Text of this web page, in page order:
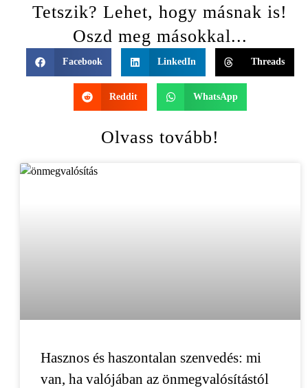
Tetszik? Lehet, hogy másnak is!
Oszd meg másokkal...
Facebook LinkedIn Threads
Reddit WhatsApp
Olvass tovább!
Hasznos és haszontalan szenvedés: mi
van, ha valójában az önmegvalósítástól